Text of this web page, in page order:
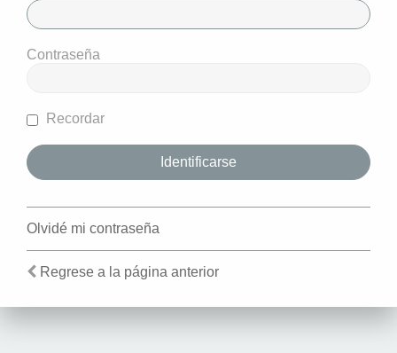
Contraseña
Recordar
Olvidé mi contraseña
Regrese a la página anterior